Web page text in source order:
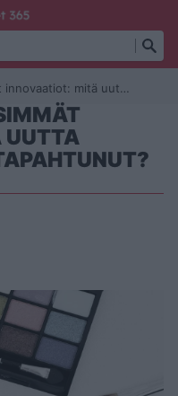
uutta kauneudessa on tapahtunut?
UUTTA